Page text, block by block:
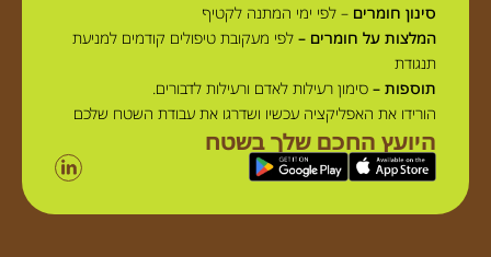
סינון חומרים – לפי ימי המתנה לקטיף
המלצות על חומרים – לפי מעקובת טיפולים קודמים למניעת
תנגודת
תוספות – סימון רעילות לאדם ורעילות לדבורים.
הורידו את האפליקציה עכשיו ושדרגו את עבודת השטח שלכם
היועץ החכם שלך בשטח